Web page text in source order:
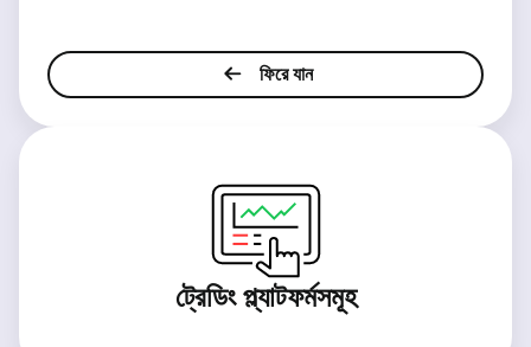
ফিরে যান
ট্রেডিং প্ল্যাটফর্মসমূহ